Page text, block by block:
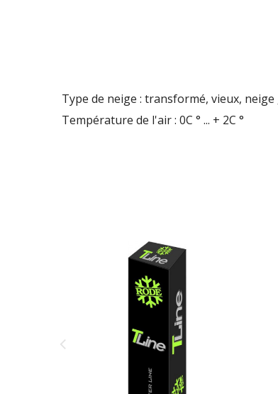
Type de neige : transformé, vieux,
Température de l'air : 0C ° ... + 2C °